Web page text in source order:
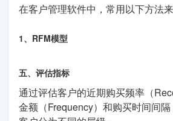
在客户管理软件中，常用以下方法
1、RFM模型
五、评估指标
通过评估客户的近期购买频率（
金额（Frequency）和购买时间间